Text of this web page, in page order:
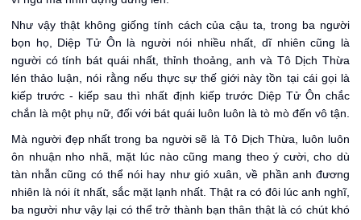
Như vậy thật không giống tính cách của cậu ta, trong ba người
bọn họ, Diệp Tử Ôn là người nói nhiều nhất, dĩ nhiên cũng là
người có tính bát quái nhất, thỉnh thoảng, anh và Tô Dịch Thừa
lén thảo luận, nói rằng nếu thực sự thế giới này tồn tại cái gọi là
kiếp trước - kiếp sau thì nhất định kiếp trước Diệp Tử Ôn chắc
chắn là một phụ nữ, đối với bát quái luôn luôn là tò mò đến vô tận.
Mà người đẹp nhất trong ba người sẽ là Tô Dịch Thừa, luôn luôn
ôn nhuận nho nhã, mặt lúc nào cũng mang theo ý cười, cho dù
tàn nhẫn cũng có thể nói hay như gió xuân, về phần anh đương
nhiên là nói ít nhất, sắc mặt lạnh nhất. Thật ra có đôi lúc anh nghĩ,
ba người như vậy lại có thể trở thành bạn thân thật là có chút khó